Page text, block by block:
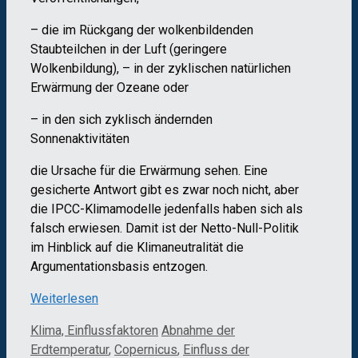
– die im Rückgang der wolkenbildenden
Staubteilchen in der Luft (geringere
Wolkenbildung), – in der zyklischen natürlichen
Erwärmung der Ozeane oder
– in den sich zyklisch ändernden
Sonnenaktivitäten
die Ursache für die Erwärmung sehen. Eine
gesicherte Antwort gibt es zwar noch nicht, aber
die IPCC-Klimamodelle jedenfalls haben sich als
falsch erwiesen. Damit ist der Netto-Null-Politik
im Hinblick auf die Klimaneutralität die
Argumentationsbasis entzogen.
Weiterlesen
Kategorien
Klima, Einflussfaktoren Schlagwörter
Abnahme der
Erdtemperatur, Copernicus, Einfluss der